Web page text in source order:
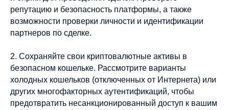
репутацию и безопасность платформы, а также
возможности проверки личности и идентификации
партнеров по сделке.
2. Сохраняйте свои криптовалютные активы в
безопасном кошельке. Рассмотрите варианты
холодных кошельков (отключенных от Интернета) или
других многофакторных аутентификаций, чтобы
предотвратить несанкционированный доступ к вашим